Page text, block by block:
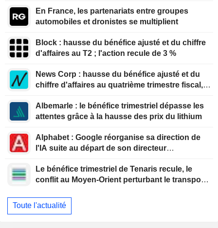
En France, les partenariats entre groupes
automobiles et dronistes se multiplient
Block : hausse du bénéfice ajusté et du chiffre
d'affaires au T2 ; l'action recule de 3 %
News Corp : hausse du bénéfice ajusté et du
chiffre d'affaires au quatrième trimestre fiscal,
Albemarle : le bénéfice trimestriel dépasse les
attentes grâce à la hausse des prix du lithium
Alphabet : Google réorganise sa direction de
l'IA suite au départ de son directeur
Le bénéfice trimestriel de Tenaris recule, le
conflit au Moyen-Orient perturbant le transport
Toute l'actualité